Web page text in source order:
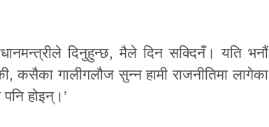
दिनुहुन्छ, मैले दिन सक्दिनँ। यति भनौं
गालीगलौज सुन्न हामी राजनीतिमा लागेका
होइन्।’